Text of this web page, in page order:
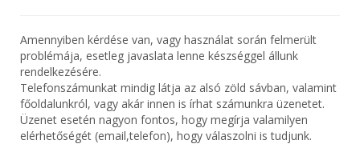
Amennyiben kérdése van, vagy használat során felmerült
problémája, esetleg javaslata lenne készséggel állunk
rendelkezésére.
Telefonszámunkat mindig látja az alsó zöld sávban, valamint
főoldalunkról, vagy akár innen is írhat számunkra üzenetet.
Üzenet esetén nagyon fontos, hogy megírja valamilyen
elérhetőségét (email,telefon), hogy válaszolni is tudjunk.